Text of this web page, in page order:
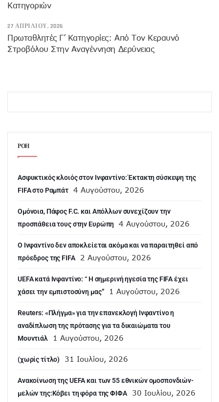
Κατηγοριών
27 ΑΠΡΙΛΊΟΥ, 2026
Πρωταθλητές Γ’ Κατηγορίες: Από Τον Κεραυνό
Στροβόλου Στην Αναγέννηση Δερύνειας
ΡΟΗ
Ασφυκτικός κλοιός στον Ινφαντίνο: Έκτακτη σύσκεψη της
FIFA στο Ραμπάτ
4 Αυγούστου, 2026
Ομόνοια, Πάφος F.C. και Απόλλων συνεχίζουν την
προσπάθεια τους στην Ευρώπη
4 Αυγούστου, 2026
Ο Ινφαντίνο δεν αποκλείεται ακόμα και να παραιτηθεί από
πρόεδρος της FIFA
2 Αυγούστου, 2026
UEFA κατά Ινφαντίνο: “ H σημερινή ηγεσία της FIFA έχει
χάσει την εμπιστοσύνη μας”
1 Αυγούστου, 2026
Reuters: «Πλήγμα» για την επανεκλογή Ινφαντίνο η
αναδίπλωση της πρότασης για τα δικαιώματα του
Μουντιάλ
1 Αυγούστου, 2026
(χωρίς τίτλο) 31 Ιουλίου, 2026
Aνακοίνωση της UEFA και των 55 εθνικών ομοσπονδιών-
μελών της:Κόβει τη φόρα της ΦΙΦΑ
30 Ιουλίου, 2026